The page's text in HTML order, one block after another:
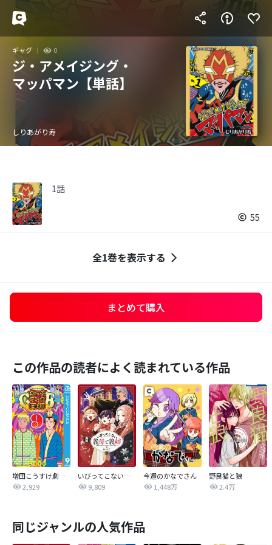
ギャグ 0
ジ・アメイジング・
マッパマン【単話】
しりあがり寿
1話
55
全1巻を表示する
まとめて購入
この作品の読者によく読まれている作品
増田こうすけ劇場 ギャグマンガ日和GB
2,929
いびってこない義母と義姉
9,809
今週のかなでさん
1,448万
野良猫と狼
2.4万
同じジャンルの人気作品